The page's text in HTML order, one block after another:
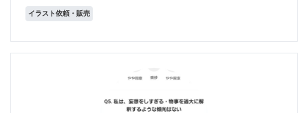
イラスト依頼・販売